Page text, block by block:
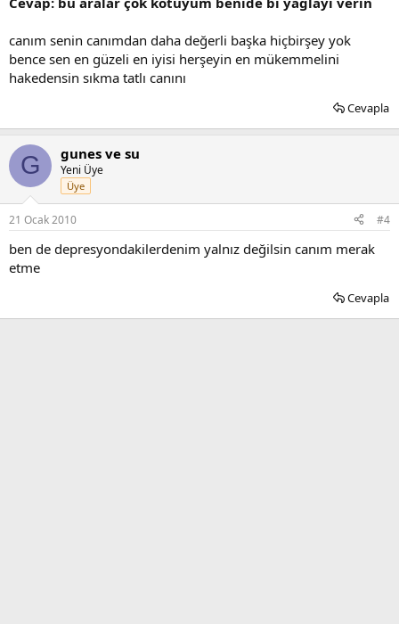
canım senin canımdan daha değerli başka hiçbirşey yok
bence sen en güzeli en iyisi herşeyin en mükemmelini
hakedensin sıkma tatlı canını
Cevapla
G gunes ve su
Yeni Üye
Üye
21 Ocak 2010 #4
ben de depresyondakilerdenim yalnız değilsin canım merak
etme
Cevapla